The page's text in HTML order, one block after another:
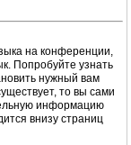
на конференции,
Попробуйте узнать
нужный вам
то вы сами
информацию
внизу страниц